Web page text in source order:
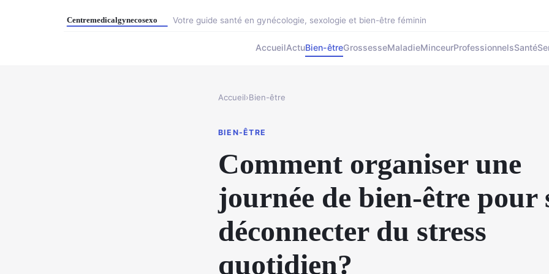
Votre guide santé en gynécologie, sexologie et bien-être féminin
AccueilActuBien-êtreGrossesseMaladieMinceurProfessionnelsSanté
Accueil›Bien-être
BIEN-ÊTRE
Comment organiser une
journée de bien-être pour
déconnecter du stress
quotidien?